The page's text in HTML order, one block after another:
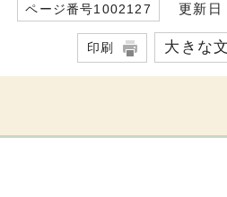
ページ番号1002127 更新日
印刷 大きな